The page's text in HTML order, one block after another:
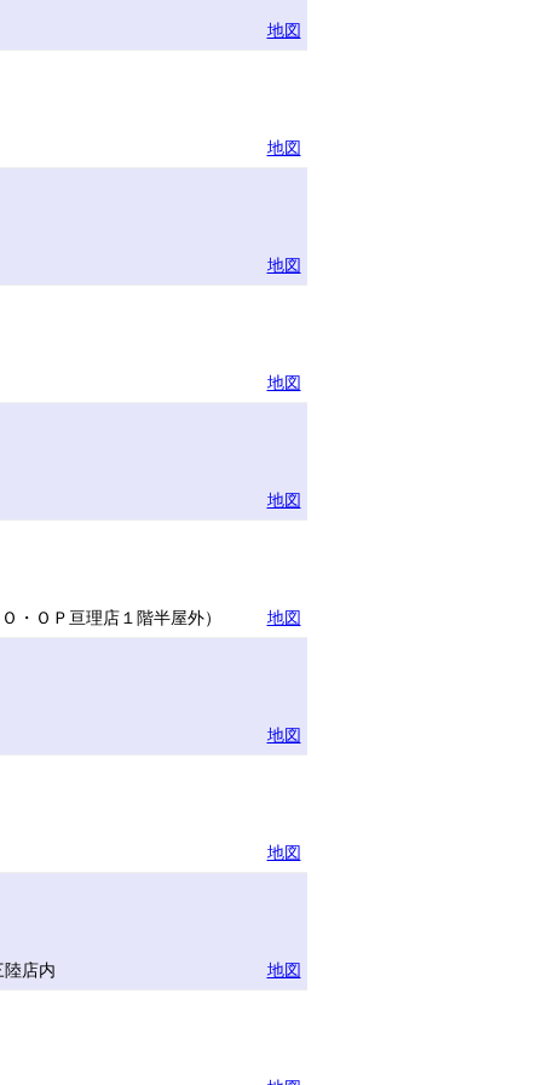
地図
地図
地図
地図
地図
ＯＰ亘理店１階半屋外）
地図
地図
地図
店内
地図